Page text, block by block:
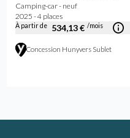
Camping-car - neuf
2025 - 4 places
À partir de 534,13 € /mois
Concession Hunyvers Sublet